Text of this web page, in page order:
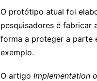
O protótipo atual foi
pesquisadores é fabricar
forma a proteger a parte
exemplo.
O artigo Implementation